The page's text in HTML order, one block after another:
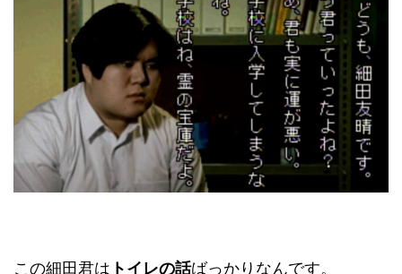
この細田君は トイレの話ばっかりなんです。